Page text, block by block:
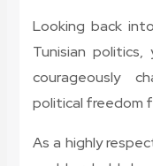
Looking back
Tunisian
courageously
political freedom
As a highly